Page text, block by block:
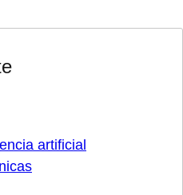
artificial